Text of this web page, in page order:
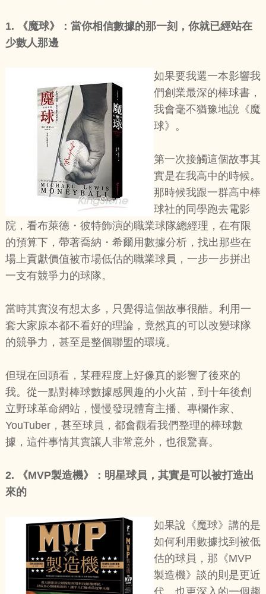
1.
《魔球》：當你相信數據的那一刻，你就已經站在
少數人那邊
如果要我選一本影響我
們創業最深的棒球書，
我會毫不猶豫地說《魔
球》。
第一次接觸這個故事其
實是在我高中的時候。
那時候我跟一群高中棒
球社的同學跑去電影
院，看布萊德・彼特飾演的職業球隊總經理，在有限
的預算下，帶著喬納・希爾用數據分析，找出那些在
場上貢獻價值被市場低估的職業球員，一步一步拼出
一支有競爭力的球隊。
當時其實沒有想太多，只覺得這個故事很酷。利用一
套大家原本都不看好的理論，竟然真的可以改變球隊
的競爭力，甚至是整個聯盟的環境。
但現在回頭看，某種程度上好像真的影響了後來的
我。從一點對棒球數據感興趣的小火苗，到十年後創
立野球革命網站，慢慢發現體育主播、專欄作家、
YouTuber，甚至球員，都會觀看我們整理的棒球數
據，這件事情其實讓人非常意外，也很驚喜。
2.
《MVP製造機》：明星球員，其實是可以被打造出
來的
如果說《魔球》講的是
如何利用數據找到被低
估的球員，那《MVP
製造機》談的則是更近